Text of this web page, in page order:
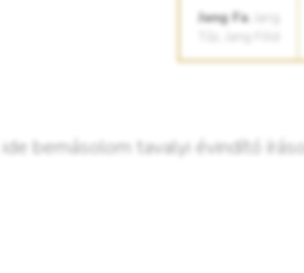
bemásolom tavalyi évindító